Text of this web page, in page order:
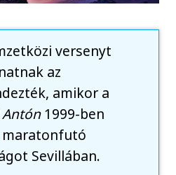
versenyt
az
amikor a
1999-ben
maratonfutó
Sevillában.